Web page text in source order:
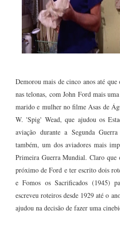
Demorou mais de cinco anos até que
nas telonas, com John Ford mais
marido e mulher no filme Asas de
W. 'Spig' Wead, que ajudou os
aviação durante a Segunda
também, um dos aviadores mais
Primeira Guerra Mundial. Claro que
próximo de Ford e ter escrito dois
e Fomos os Sacrificados (1945)
escreveu roteiros desde 1929 até o
ajudou na decisão de fazer uma